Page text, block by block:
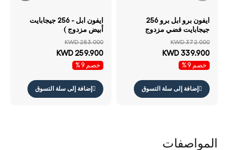
ايفون برو ابل برو 256
جيجابايت فضي مزدوج
KWD 372.000
KWD 339.900
خصم 9%
إضافة إلى سلة التسوق
ايفون ابل - 256 جيجابايت
أبيض مزدوج )
KWD 283.000
KWD 259.900
خصم 9%
إضافة إلى سلة التسوق
المواصفات